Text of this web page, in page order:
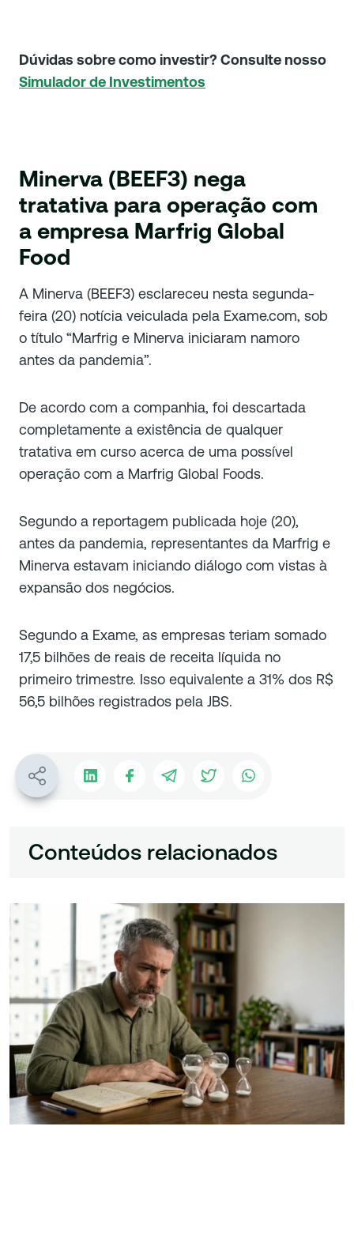
Dúvidas sobre como investir? Consulte nosso
Simulador de Investimentos
Minerva (BEEF3) nega
tratativa para operação com
a empresa Marfrig Global
Food
A Minerva (BEEF3) esclareceu nesta segunda-
feira (20) notícia veiculada pela Exame.com, sob
o título “Marfrig e Minerva iniciaram namoro
antes da pandemia”.
De acordo com a companhia, foi descartada
completamente a existência de qualquer
tratativa em curso acerca de uma possível
operação com a Marfrig Global Foods.
Segundo a reportagem publicada hoje (20),
antes da pandemia, representantes da Marfrig e
Minerva estavam iniciando diálogo com vistas à
expansão dos negócios.
Segundo a Exame, as empresas teriam somado
17,5 bilhões de reais de receita líquida no
primeiro trimestre. Isso equivalente a 31% dos R$
56,5 bilhões registrados pela JBS.
Conteúdos relacionados